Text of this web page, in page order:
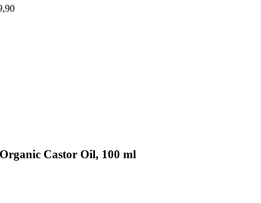
Castor Oil, 100 ml